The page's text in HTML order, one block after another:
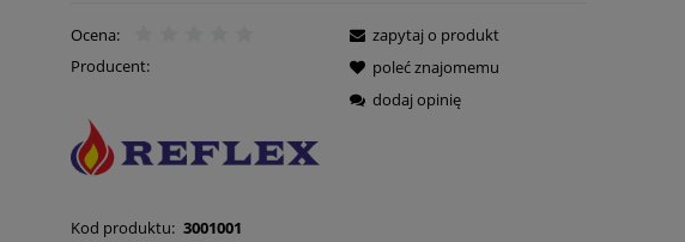
Ocena:
Producent:
Kod produktu: 3001001
zapytaj o produkt
poleć znajomemu
dodaj opinię